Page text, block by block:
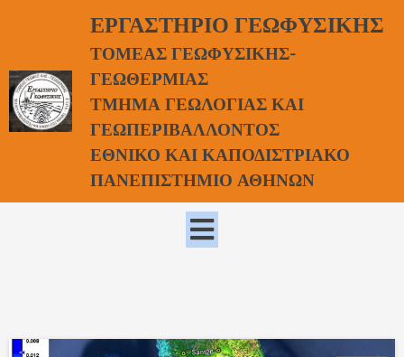
ΕΡΓΑΣΤΗΡΙΟ ΓΕΩΦΥΣΙΚΗΣ
ΤΟΜΕΑΣ ΓΕΩΦΥΣΙΚΗΣ-
ΓΕΩΘΕΡΜΙΑΣ
ΤΜΗΜΑ ΓΕΩΛΟΓΙΑΣ ΚΑΙ
ΓΕΩΠΕΡΙΒΑΛΛΟΝΤΟΣ
ΕΘΝΙΚΟ ΚΑΙ ΚΑΠΟΔΙΣΤΡΙΑΚΟ
ΠΑΝΕΠΙΣΤΗΜΙΟ ΑΘΗΝΩΝ